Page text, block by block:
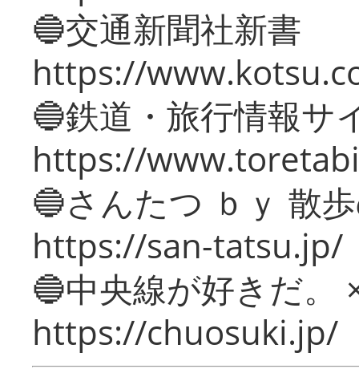
🔵交通新聞社新書
https://
🔵鉄道・旅行情報サ
https://
🔵さんたつ ｂｙ 散
https://san-tatsu.jp/
🔵中央線が好きだ。
https://chuosuki.jp/